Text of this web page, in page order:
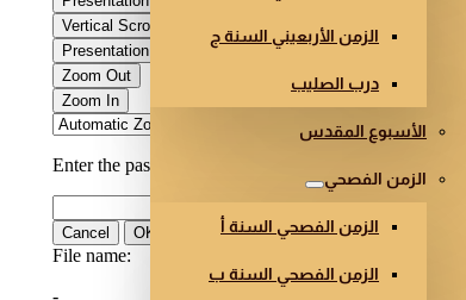
الزمن الأربعيني السنة ج
درب الصليب
الأسبوع المقدس
الزمن الفصحي
الزمن الفصحي السنة أ
الزمن الفصحي السنة ب